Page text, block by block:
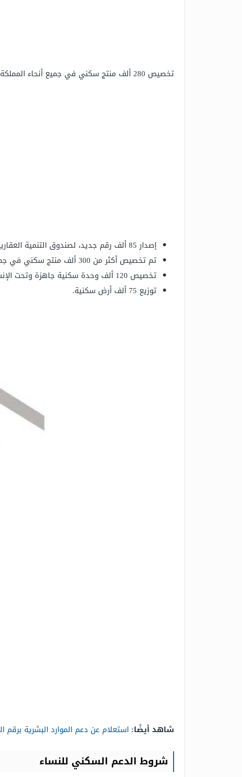
تخصيص 280 ألف منتج سكني في جميع أنحاء المملكة العربية السعودية.
إصدار 85 ألف رقم جديد، لصندوق التنمية العقارية ابتداءً من شهر فبراير 2017م.
تم تخصيص أكثر من 300 ألف منتج سكني في جميع أنحاء المملكة في عام 2018م.
تخصيص 120 ألف وحدة سكنية جاهزة وتحت الإنشاء.
توزيع 75 ألف أرض سكنية.
شاهد أيضًا: استعلام عن دعم الموارد البشرية برقم
شروط الدعم السكني للنساء